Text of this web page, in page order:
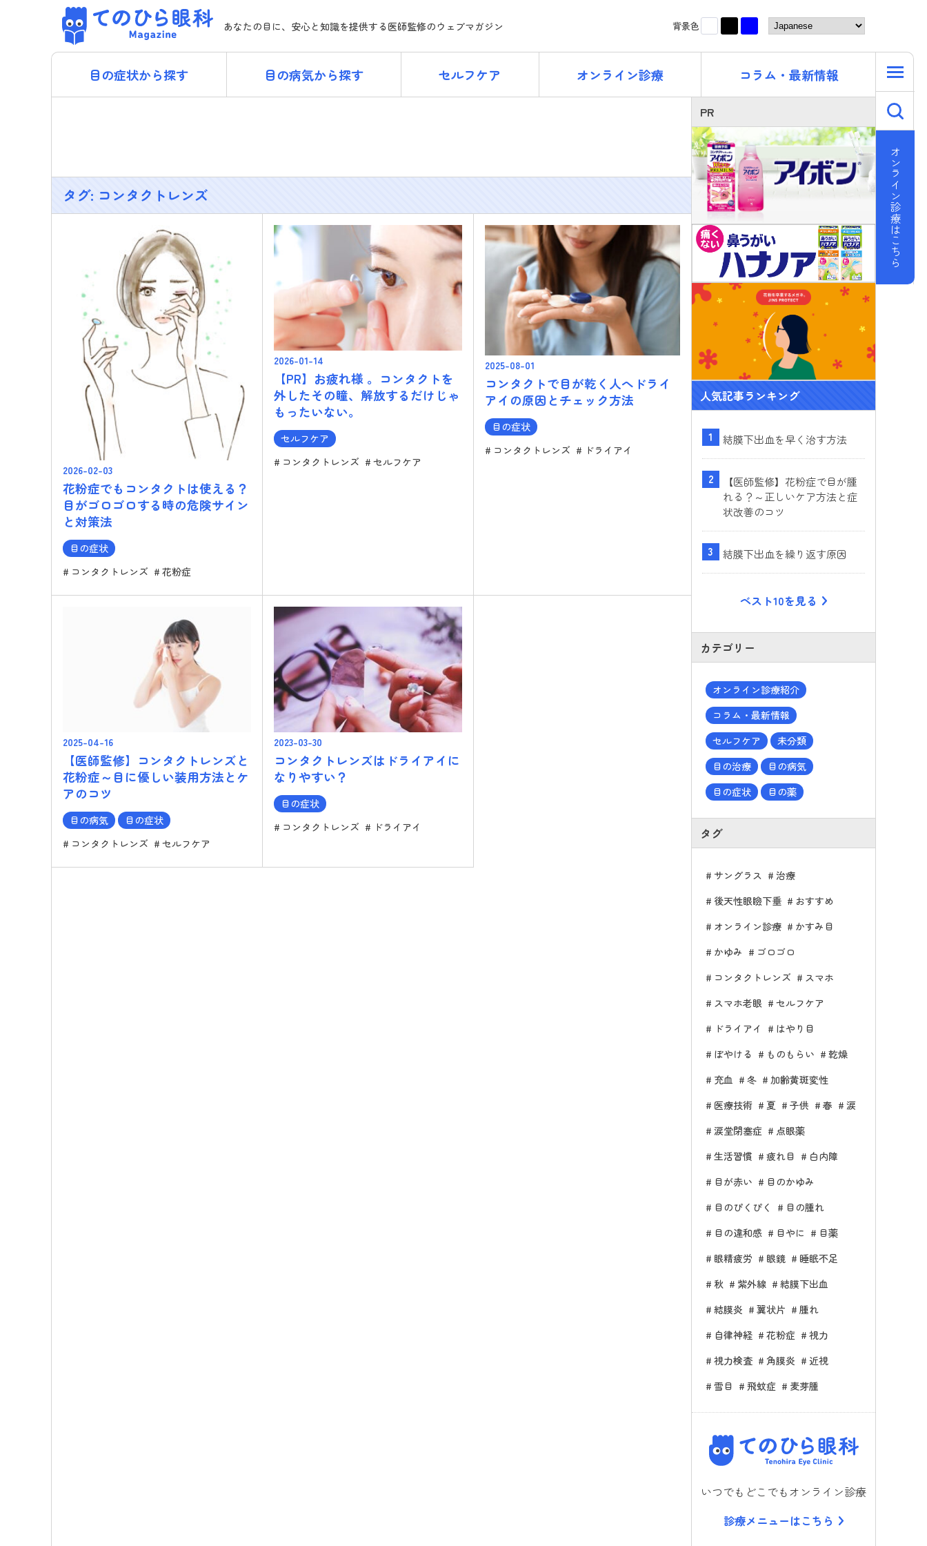
Skip
content あなたの目に、安心と知識を提供する医師監修のウェブマガジン 背景色 白 黒
目の症状から探す 目の病気から探す セルフケア オンライン診療 コラム・最新情報
オンライン診療はこちら
タグ: コンタクトレンズ
2026-02-03
花粉症でもコンタクトは使える？
目がゴロゴロする時の危険サイン
と対策法
目の症状
コンタクトレンズ
花粉症
2026-01-14
【PR】お疲れ様 。コンタクトを
外したその瞳、解放するだけじゃ
もったいない。
セルフケア
コンタクトレンズ
セルフケア
2025-08-01
コンタクトで目が乾く人へドライ
アイの原因とチェック方法
目の症状
コンタクトレンズ
ドライアイ
2025-04-16
【医師監修】コンタクトレンズと
花粉症～目に優しい装用方法とケ
アのコツ
目の病気
目の症状
コンタクトレンズ
セルフケア
2023-03-30
コンタクトレンズはドライアイに
なりやすい？
目の症状
コンタクトレンズ
ドライアイ
PR
人気記事ランキング
結膜下出血を早く治す方法
【医師監修】花粉症で目が腫
れる？～正しいケア方法と症
状改善のコツ
結膜下出血を繰り返す原因
ベスト10を見る
カテゴリー
オンライン診療紹介
コラム・最新情報
セルフケア
未分類
目の治療
目の病気
目の症状
目の薬
タグ
サングラス
治療
後天性眼瞼下垂
おすすめ
オンライン診療
かすみ目
かゆみ
ゴロゴロ
コンタクトレンズ
スマホ
スマホ老眼
セルフケア
ドライアイ
はやり目
ぼやける
ものもらい
乾燥
充血
冬
加齢黄斑変性
医療技術
夏 子供 春
涙
涙堂閉塞症
点眼薬
生活習慣
疲れ目
白内障
目が赤い
目のかゆみ
目のぴくぴく
目の腫れ
目の違和感
目やに
目薬
眼精疲労
眼鏡
睡眠不足
秋
紫外線
結膜下出血
結膜炎
翼状片
腫れ
自律神経
花粉症
視力
視力検査
角膜炎
近視
雪目
飛蚊症 麦芽腫
てのひら
いつでもどこでもオンライン診療
診療メニューはこちら